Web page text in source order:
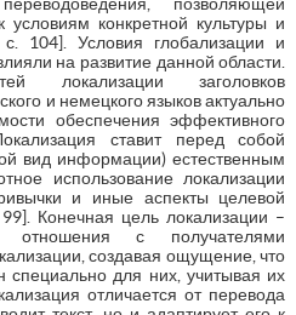
конкретной культуры и
104]. Условия глобализации и
на развитие данной области.
локализации заголовков
и немецкого языков актуально
обеспечения эффективного
ставит перед собой
вид информации) естественным
использование локализации
и иные аспекты целевой
Конечная цель локализации –
отношения с получателями
создавая ощущение, что
специально для них, учитывая их
отличается от перевода